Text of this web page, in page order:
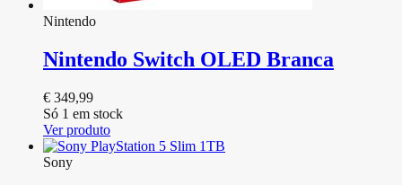
Nintendo
Nintendo Switch OLED Branca
€ 349,99
Só 1 em stock
Ver produto
Sony